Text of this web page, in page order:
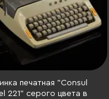
печатная "Consul
221" серого цвета в